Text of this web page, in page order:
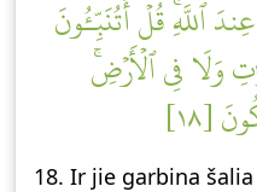
ٱللَّهِۚ قُلۡ أَتُنَبِّـُٔونَ
وَلَا فِي ٱلۡأَرۡضِۚ
[١٨]
18. Ir jie garbina